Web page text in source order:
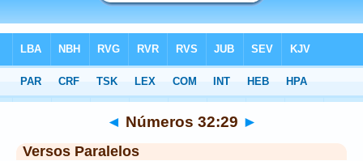
>Números Capítulo 32 > Verso 29
◄ Números 32:29 ►
Versos Paralelos